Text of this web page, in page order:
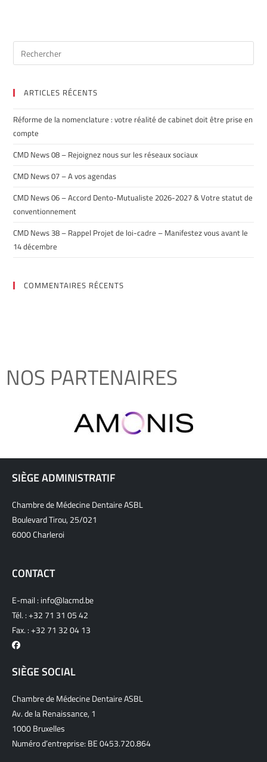
ARTICLES RÉCENTS
Réforme de la nomenclature : votre réalité de cabinet doit être prise en
compte
CMD News 08 – Rejoignez nous sur les réseaux sociaux
CMD News 07 – A vos agendas
CMD News 06 – Accord Dento-Mutualiste 2026-2027 & Votre statut de
conventionnement
CMD News 38 – Rappel Projet de loi-cadre – Manifestez vous avant le
14 décembre
COMMENTAIRES RÉCENTS
NOS PARTENAIRES
SIÈGE ADMINISTRATIF
Chambre de Médecine Dentaire ASBL
Boulevard Tirou, 25/021
6000 Charleroi
CONTACT
E-mail : info@lacmd.be
Tél. :+32 71 31 05 42
Fax. : +32 71 32 04 13
SIÈGE SOCIAL
Chambre de Médecine Dentaire ASBL
Av. de la Renaissance, 1
1000 Bruxelles
Numéro d’entreprise: BE 0453.720.864